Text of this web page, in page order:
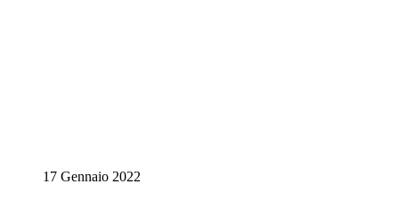
17 Gennaio 2022